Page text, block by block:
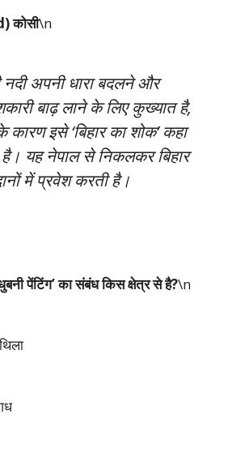
कोसी\n
नदी अपनी धारा बदलने और
बाढ़ लाने के लिए कुख्यात है,
कारण इसे ‘बिहार का शोक’ कहा
है। यह नेपाल से निकलकर बिहार
में प्रवेश करती है।
पेंटिंग’ का संबंध किस क्षेत्र से है?\n